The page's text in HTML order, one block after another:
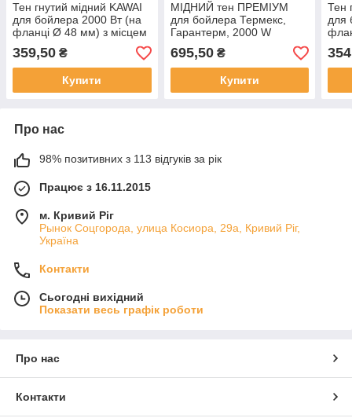
Тен гнутий мідний KAWAI
для бойлера 2000 Вт (на
фланці Ø 48 мм) з місцем
під анод М6 / короткі
контакти
359,50 ₴
Купити
МІДНИЙ тен ПРЕМІУМ
для бойлера Термекс,
Гарантерм, 2000 W
мідний, на ЛАТУННОМУ
фланці Ø63мм ІТАЛІЯ
(Thermowatt)
695,50₴
Купити
Тен
для
під
Про нас
98% позитивних з 113 відгуків за рік
Працює з 16.11.2015
м. Кривий Ріг
Рынок Соцгорода, улица Косиора, 29а, Кривий Ріг,
Україна
Контакти
Сьогодні вихідний
Показати весь графік роботи
Про нас
Контакти